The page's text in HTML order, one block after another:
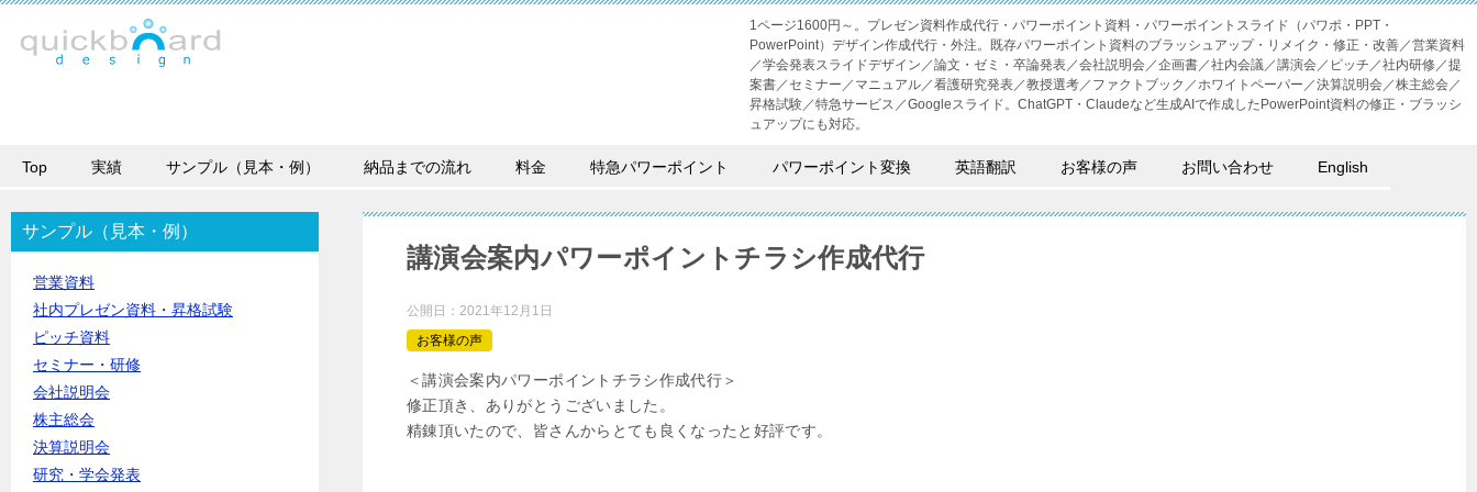
1ページ1600円～。プレゼン資料作成代行・パワーポイント資料・パワーポイントスライド（パワポ・PPT・
PowerPoint）デザイン作成代行・外注。既存パワーポイント資料のブラッシュアップ・リメイク・修正・改善／営業資料
／学会発表スライドデザイン／論文・ゼミ・卒論発表／会社説明会／企画書／社内会議／講演会／ピッチ／社内研修／提
案書／セミナー／マニュアル／看護研究発表／教授選考／ファクトブック／ホワイトペーパー／決算説明会／株主総会／
昇格試験／特急サービス／Googleスライド。ChatGPT・Claudeなど生成AIで作成したPowerPoint資料の修正・ブラッシ
ュアップにも対応。
Top 実績 サンプル（見本・例） 納品までの流れ 料金 特急パワーポイント パワーポイント変換 英語翻訳 お客様の声 お問い合わせ English
講演会案内パワーポイントチラシ作成代行
公開日： 2021年12月1日
お客様の声
＜講演会案内パワーポイントチラシ作成代行＞
修正頂き、ありがとうございました。
精錬頂いたので、皆さんからとても良くなったと好評です。
サンプル（見本・例）
営業資料
社内プレゼン資料・昇格試験
ピッチ資料
セミナー・研修
会社説明会
株主総会
決算説明会
研究・学会発表